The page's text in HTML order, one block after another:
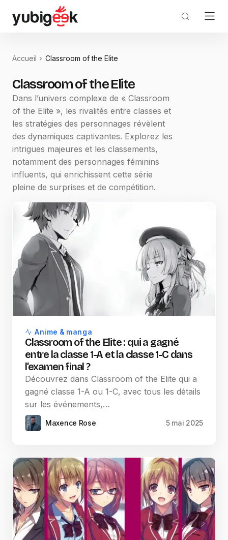
Accueil Classroom of the Elite
Classroom of the Elite
Dans l’univers complexe de « Classroom
of the Elite », les rivalités entre classes et
les stratégies des personnages révèlent
des dynamiques captivantes. Explorez les
intrigues majeures et les classements,
notamment des personnages féminins
influents, qui enrichissent cette série
pleine de surprises et de compétition.
Anime & manga
Classroom of the Elite : qui a gagné
entre la classe 1-A et la classe 1-C dans
l’examen final ?
Découvrez dans Classroom of the Elite qui a
gagné classe 1-A ou 1-C, avec tous les détails
sur les événements,…
Maxence Rose 5 mai 2025